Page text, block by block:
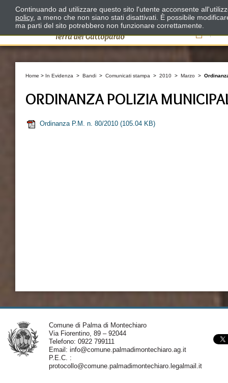
Il
Home > In Evidenza > Bandi > Comunicati stampa > 2010 > Marzo >
ORDINANZA POLIZIA
Ordinanza P.M. n. 80/2010 (105.04 KB)
Comune di Palma di Montechiaro
Via Fiorentino, 89 – 92044
Telefono: 0922 799111
Email: info@comune.palmadimontechiaro.ag.it
P.E.C. :
protocollo@comune.palmadimontechiaro.legalmail.it
Continuando ad utilizzare questo sito l'utente acconsente
policy, a meno che non siano stati disattivati. È possibile
ma parti del sito potrebbero non funzionare correttamente.